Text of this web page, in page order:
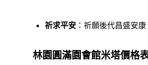
祈求平安 ：祈願後代昌盛安
林園圓滿園會館米塔價格